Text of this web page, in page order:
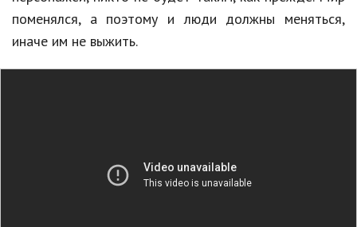
поменялся, а поэтому и люди должны меняться,
иначе им не выжить.